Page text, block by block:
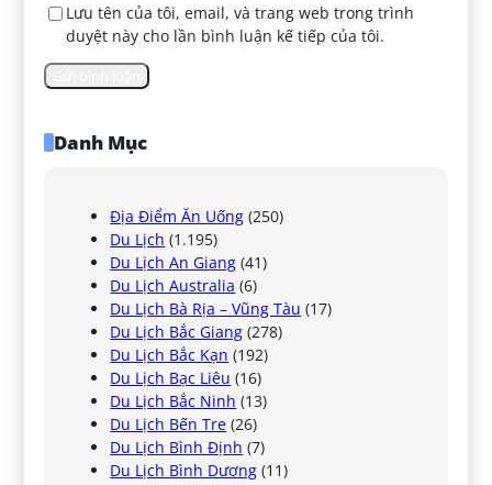
Lưu tên của tôi, email, và trang web trong trình
duyệt này cho lần bình luận kế tiếp của tôi.
Danh Mục
Địa Điểm Ăn Uống (250)
Du Lịch (1.195)
Du Lịch An Giang (41)
Du Lịch Australia (6)
Du Lịch Bà Rịa – Vũng Tàu (17)
Du Lịch Bắc Giang (278)
Du Lịch Bắc Kạn (192)
Du Lịch Bạc Liêu (16)
Du Lịch Bắc Ninh (13)
Du Lịch Bến Tre (26)
Du Lịch Bình Định (7)
Du Lịch Bình Dương (11)